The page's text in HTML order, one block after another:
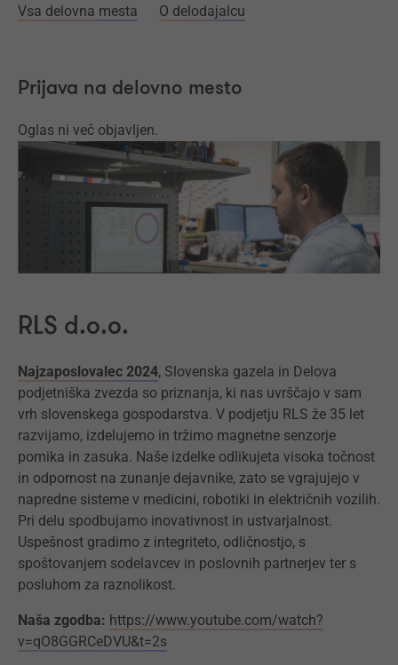
Vsa delovna mesta O delodajalcu
Prijava na delovno mesto
Oglas ni več objavljen.
RLS d.o.o.
Najzaposlovalec 2024, Slovenska gazela in Delova
podjetniška zvezda so priznanja, ki nas uvrščajo v sam
vrh slovenskega gospodarstva. V podjetju RLS že 35 let
razvijamo, izdelujemo in tržimo magnetne senzorje
pomika in zasuka. Naše izdelke odlikujeta visoka točnost
in odpornost na zunanje dejavnike, zato se vgrajujejo v
napredne sisteme v medicini, robotiki in električnih vozilih.
Pri delu spodbujamo inovativnost in ustvarjalnost.
Uspešnost gradimo z integriteto, odličnostjo, s
spoštovanjem sodelavcev in poslovnih partnerjev ter s
posluhom za raznolikost.
Naša zgodba: https://www.youtube.com/watch?
v=qO8GGRCeDVU&t=2s